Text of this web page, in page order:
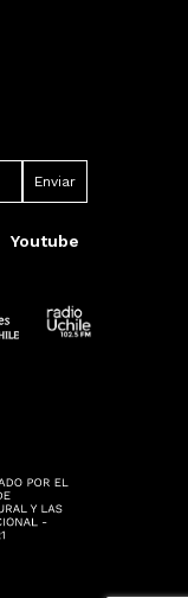
Youtube